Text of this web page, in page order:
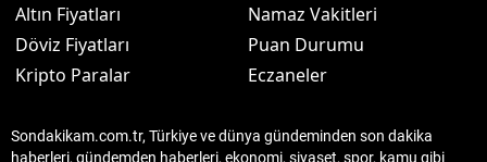
Altın Fiyatları
Döviz Fiyatları
Kripto Paralar
Namaz Vakitleri
Puan Durumu
Eczaneler
Sondakikam.com.tr, Türkiye ve dünya gündeminden son dakika
haberleri, gündemden haberleri, ekonomi, siyaset, spor, kamu gibi